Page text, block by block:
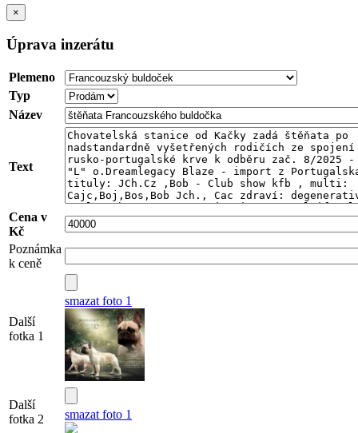
×
Úprava inzerátu
Plemeno
Typ
Název
Text
Cena v
Kč
Poznámka
k ceně
Další
fotka 1
smazat foto 1
Další
fotka 2
smazat foto 1